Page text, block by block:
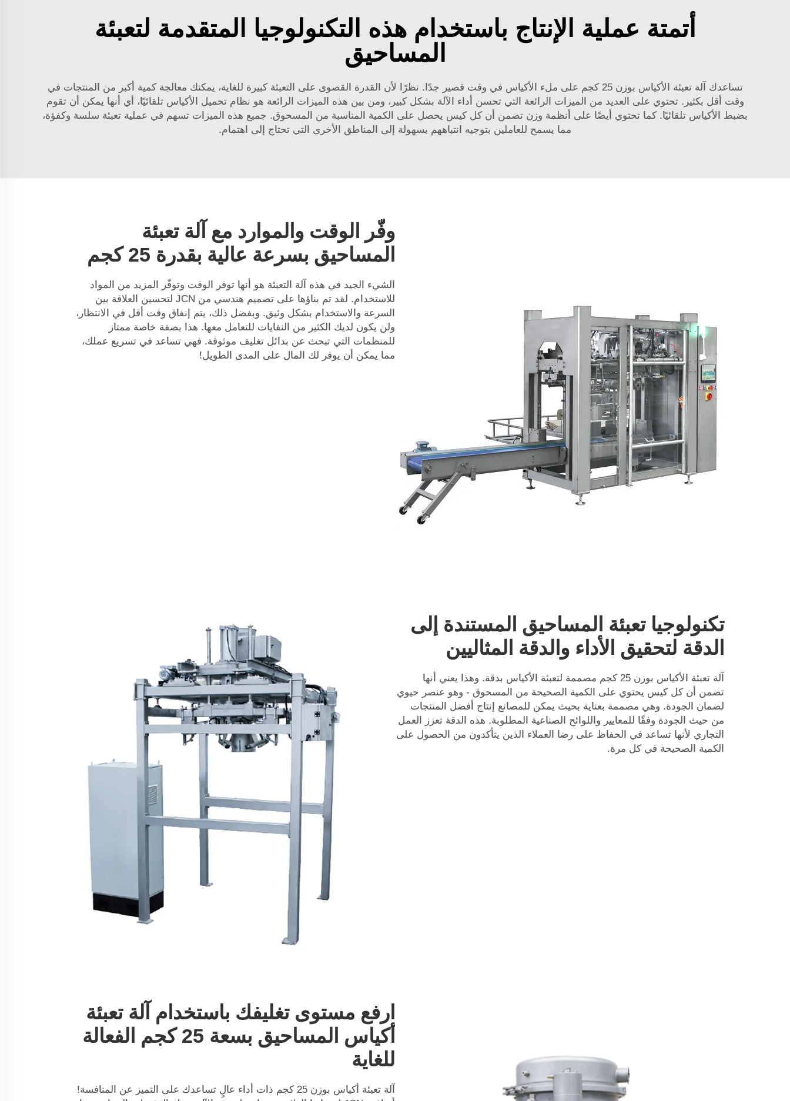
أتمتة عملية الإنتاج باستخدام هذه التكنولوجيا المتقدمة لتعبئة
المساحيق
تساعدك آلة تعبئة الأكياس بوزن 25 كجم على ملء الأكياس في وقت قصير جدًا. نظرًا لأن القدرة القصوى على التعبئة كبيرة للغاية، يمكنك معالجة كمية أكبر من المنتجات في
وقت أقل بكثير. تحتوي على العديد من الميزات الرائعة التي تحسن أداء الآلة بشكل كبير، ومن بين هذه الميزات الرائعة هو نظام تحميل الأكياس تلقائيًا، أي أنها يمكن أن تقوم
بضبط الأكياس تلقائيًا. كما تحتوي أيضًا على أنظمة وزن تضمن أن كل كيس يحصل على الكمية المناسبة من المسحوق. جميع هذه الميزات تسهم في عملية تعبئة سلسة وكفؤة،
مما يسمح للعاملين بتوجيه انتباههم بسهولة إلى المناطق الأخرى التي تحتاج إلى اهتمام.
وفّر الوقت والموارد مع آلة تعبئة
المساحيق بسرعة عالية بقدرة 25 كجم
الشيء الجيد في هذه آلة التعبئة هو أنها توفر الوقت وتوفّر المزيد من المواد
للاستخدام. لقد تم بناؤها على تصميم هندسي من JCN لتحسين العلاقة بين
السرعة والاستخدام بشكل وثيق. وبفضل ذلك، يتم إنفاق وقت أقل في الانتظار،
ولن يكون لديك الكثير من النفايات للتعامل معها. هذا بصفة خاصة ممتاز
للمنظمات التي تبحث عن بدائل تغليف موثوقة. فهي تساعد في تسريع عملك،
مما يمكن أن يوفر لك المال على المدى الطويل!
تكنولوجيا تعبئة المساحيق المستندة إلى
الدقة لتحقيق الأداء والدقة المثاليين
آلة تعبئة الأكياس بوزن 25 كجم مصممة لتعبئة الأكياس بدقة. وهذا يعني أنها
تضمن أن كل كيس يحتوي على الكمية الصحيحة من المسحوق - وهو عنصر حيوي
لضمان الجودة. وهي مصممة بعناية بحيث يمكن للمصانع إنتاج أفضل المنتجات
من حيث الجودة وفقًا للمعايير واللوائح الصناعية المطلوبة. هذه الدقة تعزز العمل
التجاري لأنها تساعد في الحفاظ على رضا العملاء الذين يتأكدون من الحصول على
الكمية الصحيحة في كل مرة.
ارفع مستوى تغليفك باستخدام آلة تعبئة
أكياس المساحيق بسعة 25 كجم الفعالة
للغاية
آلة تعبئة أكياس بوزن 25 كجم ذات أداء عالٍ تساعدك على التميز عن المنافسة!